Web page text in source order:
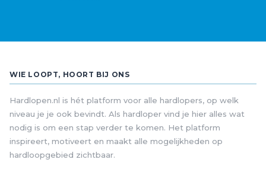
WIE LOOPT, HOORT BIJ ONS
Hardlopen.nl is hét platform voor alle hardlopers, op welk
niveau je je ook bevindt. Als hardloper vind je hier alles wat
nodig is om een stap verder te komen. Het platform
inspireert, motiveert en maakt alle mogelijkheden op
hardloopgebied zichtbaar.